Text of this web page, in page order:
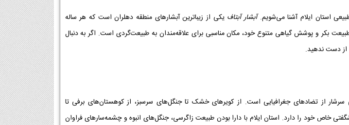
استان ایلام آشنا می‌شویم.آبشار آبتاف یکی از زیباترین آبشارهای منطقه دهلران است که هر ساله
بکر و پوشش گیاهی متنوع خود، مکان مناسبی برای علاقه‌مندان به طبیعت‌گردی است. اگر به دنبال
از دست ندهید.
سرشار از تضادهای جغرافیایی است. از کویرهای خشک تا جنگل‌های سرسبز، از کوهستان‌های برفی تا
خاص خود را دارد. استان ایلام با دارا بودن طبیعت زاگرسی، جنگل‌های انبوه و چشمه‌سارهای فراوان